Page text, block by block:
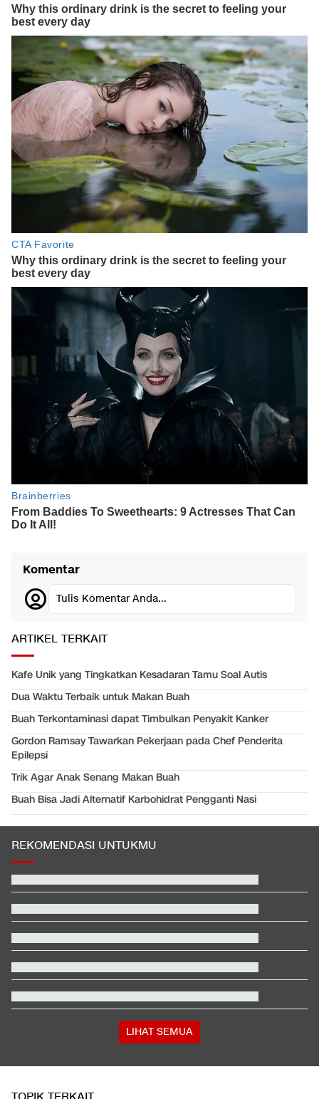
Komentar
Tulis Komentar Anda...
ARTIKEL TERKAIT
Kafe Unik yang Tingkatkan Kesadaran Tamu Soal Autis
Dua Waktu Terbaik untuk Makan Buah
Buah Terkontaminasi dapat Timbulkan Penyakit Kanker
Gordon Ramsay Tawarkan Pekerjaan pada Chef Penderita
Epilepsi
Trik Agar Anak Senang Makan Buah
Buah Bisa Jadi Alternatif Karbohidrat Pengganti Nasi
REKOMENDASI UNTUKMU
Profil Indra Priawan, Suami Nikita Willy yang Jadi Imam Salat
Jumat
Apa Tujuan Wakil Menteri Perang AS Kunjungi Indonesia?
Pemakaman Ayah Messi Berlangsung Tertutup, Hanya Dihadiri
Keluarga
Hashim Djojohadikusumo Kukuhkan 20 Ormas Baru Kawal
Program Pemerintah
Berada dalam Satu Negara, Apa Beda Pasukan Houthi & Militer
Kanada